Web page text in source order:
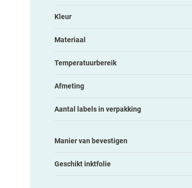
Kleur
Materiaal
Temperatuurbereik
Afmeting
Aantal labels in verpakking
Manier van bevestigen
Geschikt inktfolie